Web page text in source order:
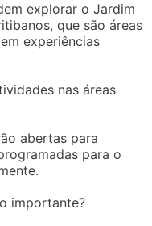
explorar o Jardim
que são áreas
experiências
nas áreas
abertas para
para o
importante?